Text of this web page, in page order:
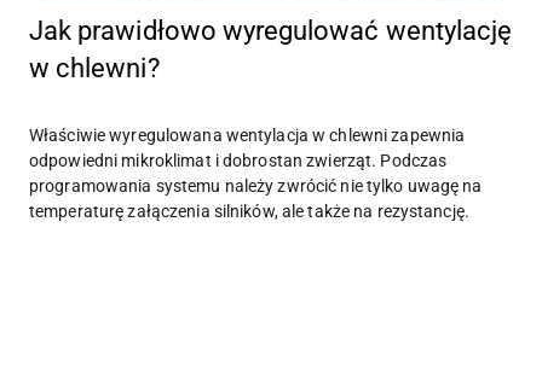
Jak prawidłowo wyregulować wentylację
w chlewni?
Właściwie wyregulowana wentylacja w chlewni zapewnia
odpowiedni mikroklimat i dobrostan zwierząt. Podczas
programowania systemu należy zwrócić nie tylko uwagę na
temperaturę załączenia silników, ale także na rezystancję.